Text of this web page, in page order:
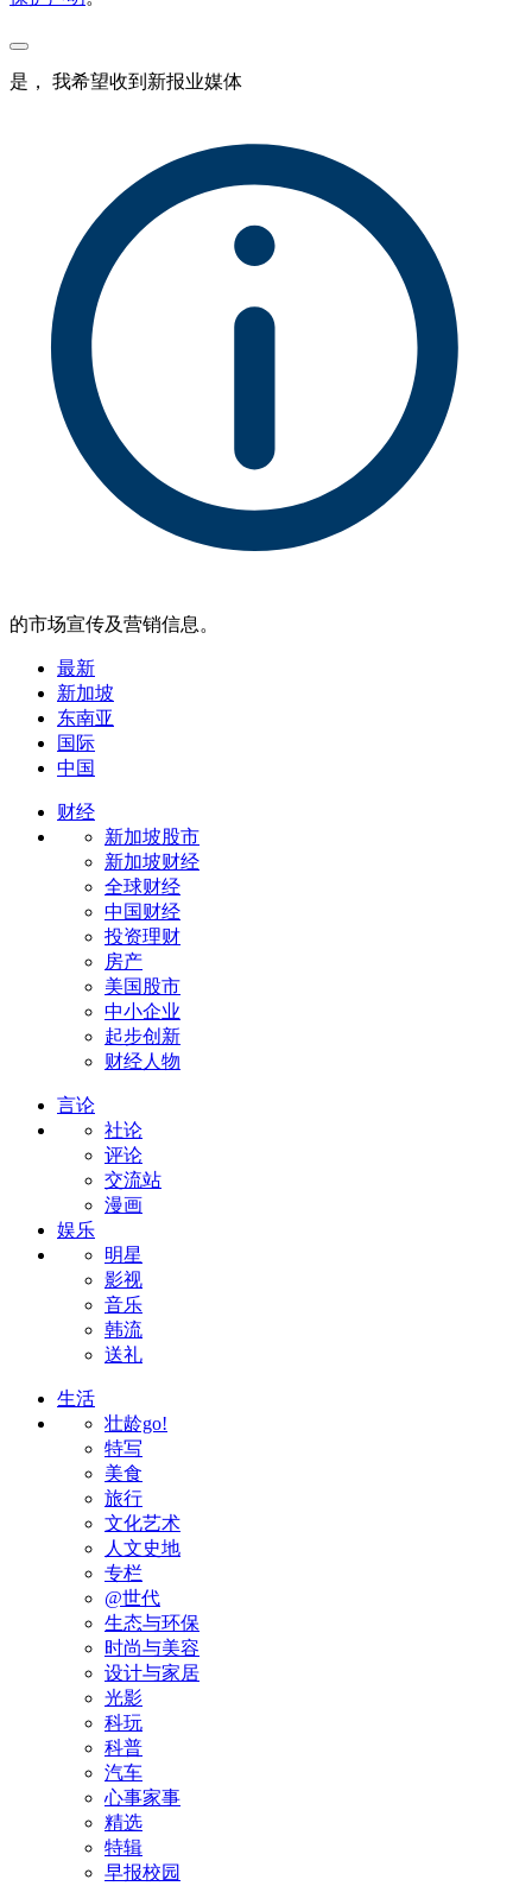
是， 我希望收到新报业媒体
的市场宣传及营销信息。
最新
新加坡
东南亚
国际
中国
财经
新加坡股市
新加坡财经
全球财经
中国财经
投资理财
房产
美国股市
中小企业
起步创新
财经人物
言论
社论
评论
交流站
漫画
娱乐
明星
影视
音乐
韩流
送礼
生活
壮龄go!
特写
美食
旅行
文化艺术
人文史地
专栏
@世代
生态与环保
时尚与美容
设计与家居
光影
科玩
科普
汽车
心事家事
精选
特辑
早报校园